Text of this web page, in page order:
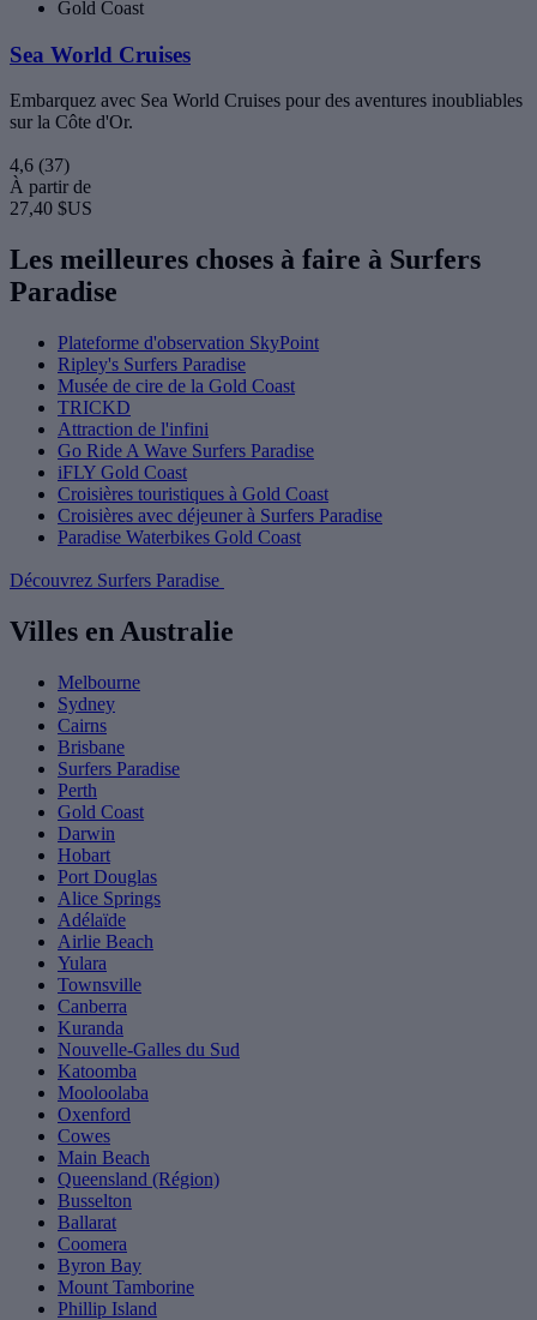
Gold Coast
Sea World Cruises
Embarquez avec Sea World Cruises pour des aventures inoubliables
sur la Côte d'Or.
4,6 (37)
À partir de
27,40 $US
Les meilleures choses à faire à Surfers
Paradise
Plateforme d'observation SkyPoint
Ripley's Surfers Paradise
Musée de cire de la Gold Coast
TRICKD
Attraction de l'infini
Go Ride A Wave Surfers Paradise
iFLY Gold Coast
Croisières touristiques à Gold Coast
Croisières avec déjeuner à Surfers Paradise
Paradise Waterbikes Gold Coast
Découvrez Surfers Paradise
Villes en Australie
Melbourne
Sydney
Cairns
Brisbane
Surfers Paradise
Perth
Gold Coast
Darwin
Hobart
Port Douglas
Alice Springs
Adélaïde
Airlie Beach
Yulara
Townsville
Canberra
Kuranda
Nouvelle-Galles du Sud
Katoomba
Mooloolaba
Oxenford
Cowes
Main Beach
Queensland (Région)
Busselton
Ballarat
Coomera
Byron Bay
Mount Tamborine
Phillip Island